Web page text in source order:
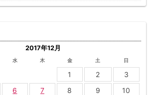
2017年12月
水 木 金 土 日
1 2
3
6 7 8 9
10